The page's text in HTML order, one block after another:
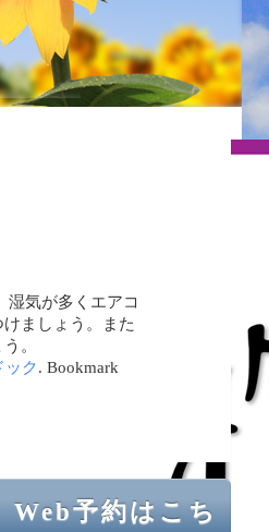
湿気が多くエアコ
ましょう。また
。
ック. Bookmark
Web予約はこち